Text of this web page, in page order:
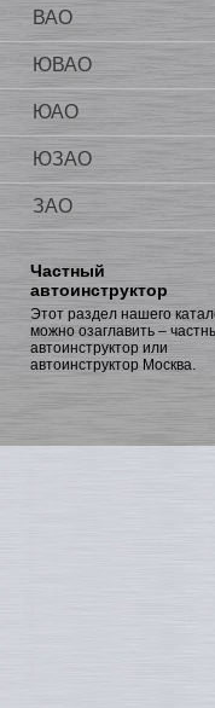
ВАО
ЮВАО
ЮАО
ЮЗАО
ЗАО
Частный
автоинструктор
Этот раздел нашего
можно озаглавить –
автоинструктор или
автоинструктор Москва.